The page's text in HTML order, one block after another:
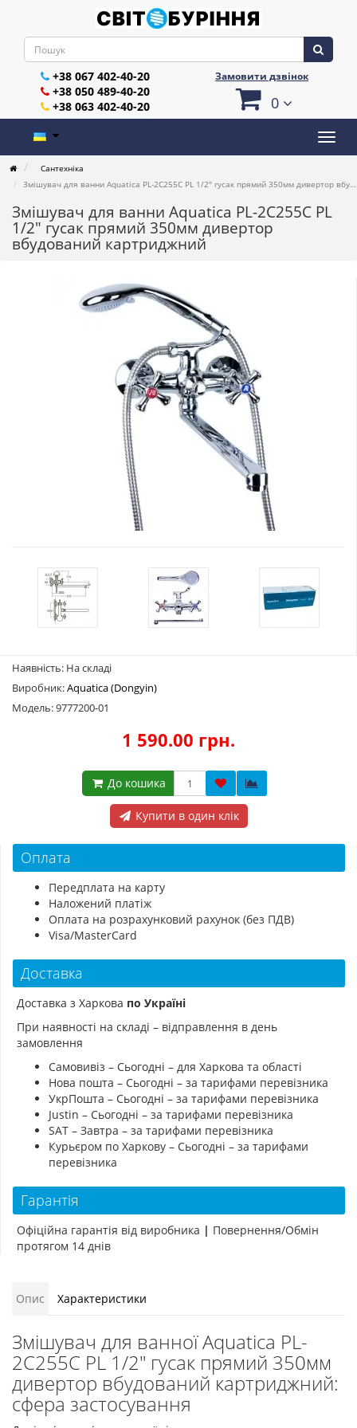
+38 067 402-40-20
+38 050 489-40-20
+38 063 402-40-20
Замовити дзвінок
0
Сантехніка
Змішувач для ванни Aquatica PL-2C255C PL 1/2" гусак прямий 350мм дивертор вбудований картриджний
Змішувач для ванни Aquatica PL-2C255C PL
1/2" гусак прямий 350мм дивертор
вбудований картриджний
Наявність: На складі
Виробник:Aquatica (Dongyin)
Модель: 9777200-01
1 590.00 грн.
До кошика
Купити в один клік
Оплата
Передплата на карту
Наложений платіж
Оплата на розрахунковий рахунок (без ПДВ)
Visa/MasterCard
Доставка
Доставка з Харкова по Україні
При наявності на складі – відправлення в день
замовлення
Самовивіз – Сьогодні – для Харкова та області
Нова пошта – Сьогодні – за тарифами перевізника
УкрПошта – Сьогодні – за тарифами перевізника
Justin – Сьогодні – за тарифами перевізника
SAT – Завтра – за тарифами перевізника
Курьєром по Харкову – Сьогодні – за тарифами
перевізника
Гарантія
Офіційна гарантія від виробника | Повернення/Обмін
протягом 14 днів
Опис Характеристики
Змішувач для ванної Aquatica PL-
2C255C PL 1/2" гусак прямий 350мм
дивертор вбудований картриджний:
сфера застосування